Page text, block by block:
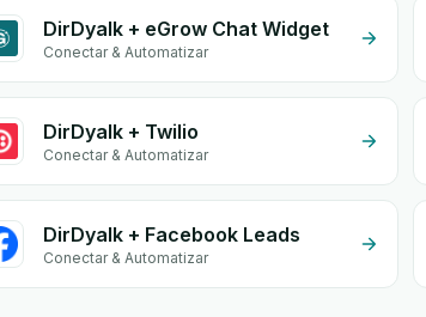
DirDyalk + eGrow Chat Widget
Conectar & Automatizar
DirDyalk + Twilio
Conectar & Automatizar
DirDyalk + Facebook Leads
Conectar & Automatizar